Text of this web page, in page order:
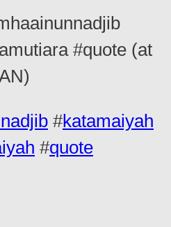
#quote (at
#katamaiyah
#quote